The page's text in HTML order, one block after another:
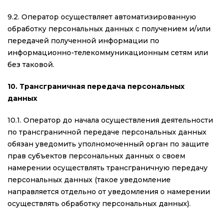
9.2. Оператор осуществляет автоматизированную
обработку персональных данных с получением и/или
передачей полученной информации по
информационно-телекоммуникационным сетям или
без таковой.
10. Трансграничная передача персональных
данных
10.1. Оператор до начала осуществления деятельности
по трансграничной передаче персональных данных
обязан уведомить уполномоченный орган по защите
прав субъектов персональных данных о своем
намерении осуществлять трансграничную передачу
персональных данных (такое уведомление
направляется отдельно от уведомления о намерении
осуществлять обработку персональных данных).